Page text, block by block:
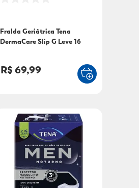
Fralda Geriátrica Tena
DermaCare Slip G Leve 16
R$ 69,99